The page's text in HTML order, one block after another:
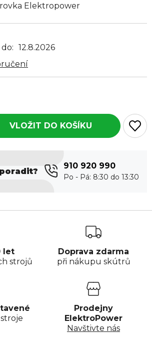
Elektropower
12.8.2026
cena:
910 920 990
let
strojů
Doprava zdarma
při nákupu skútrů
Prodejny
ElektroPower
Navštivte nás